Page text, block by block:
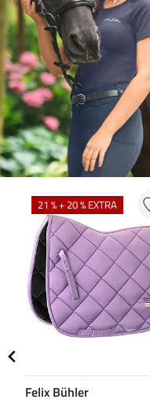
21 % + 20 % EXTRA
Felix Bühler